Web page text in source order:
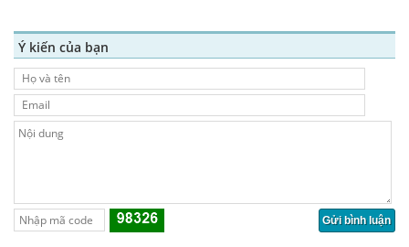
Ý kiến của bạn